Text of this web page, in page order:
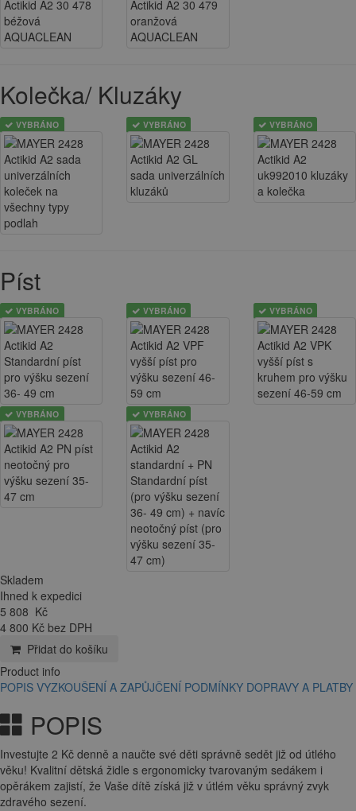
Kolečka/ Kluzáky
VYBRÁNO VYBRÁNO VYBRÁNO
Píst
VYBRÁNO VYBRÁNO VYBRÁNO
VYBRÁNO VYBRÁNO
Skladem
Ihned k expedici
5 808 Kč
4 800 Kč bez DPH
Přidat do košíku
Product info
POPIS VYZKOUŠENÍ A ZAPŮJČENÍ PODMÍNKY DOPRAVY A PLATBY
POPIS
Investujte 2 Kč denně a naučte své děti správně sedět již od útlého
věku! Kvalitní dětská židle s ergonomicky tvarovaným sedákem i
opěrákem zajistí, že Vaše dítě získá již v útlém věku správný zvyk
zdravého sezení.